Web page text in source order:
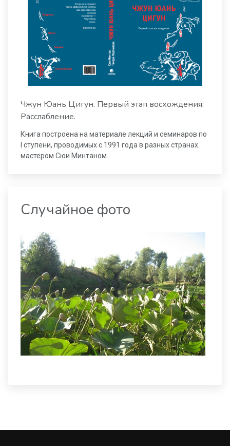
Чжун Юань Цигун. Первый этап восхождения:
Расслабление.
Книга построена на материале лекций и семинаров по
I ступени, проводимых с 1991 года в разных странах
мастером Сюи Минтаном.
Случайное фото